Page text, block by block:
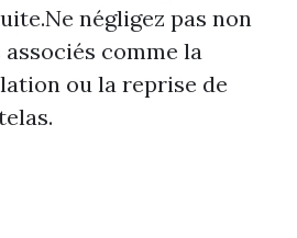
négligez pas non
comme la
ou la reprise de